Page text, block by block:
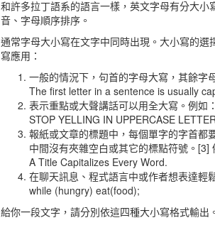
和許多拉丁語系的語言一樣，英文字母有分大
音、字母順序排序。
通常字母大小寫在文字中同時出現。大小寫的
寫應用：
一般的情況下，句首的字母大寫，其餘字
The first letter in a sentence is usually
表示重點或大聲講話可以用全大寫。例如
STOP YELLING IN UPPERCASE
報紙或文章的標題中，每個單字的字首都
中間沒有夾雜空白或其它的標點符號。[3]
A Title Capitalizes Every Word.
在聊天訊息、程式語言中或作者想表達輕
while (hungry) eat(food);
給你一段文字，請分別依這四種大小寫格式輸出